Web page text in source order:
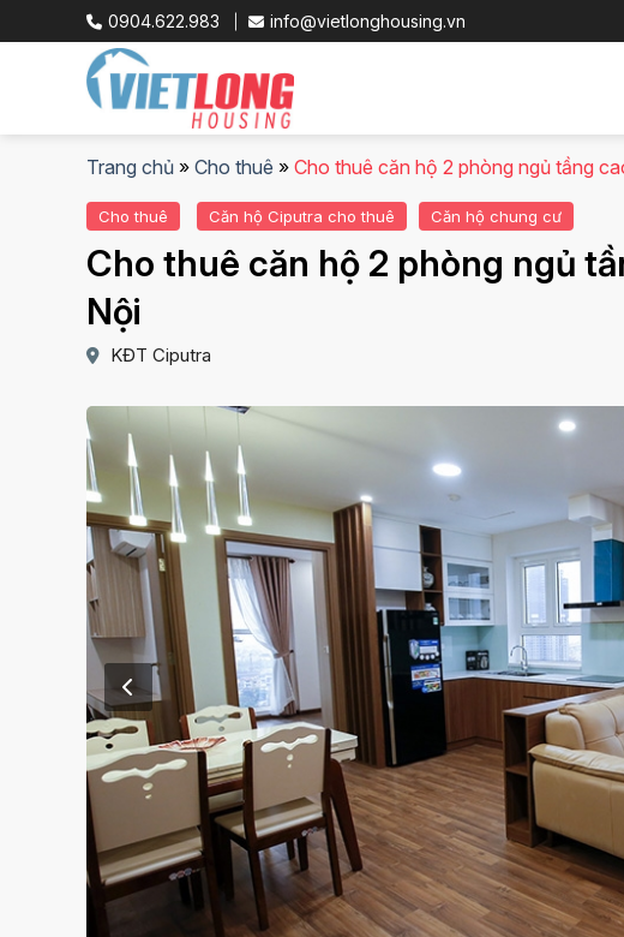
to
0904.622.983 info@vietlonghousing.vn
Trang chủ » Cho thuê » Cho thuê căn hộ 2 phòng ngủ tầng
Cho thuê Căn hộ Ciputra cho thuê Căn hộ chung cư
Cho thuê căn hộ 2 phòng ngủ
Nội
KĐT Ciputra